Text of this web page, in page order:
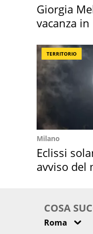
Giorgia
vacanza
TERRITORIO
Milano
Eclissi
avviso del